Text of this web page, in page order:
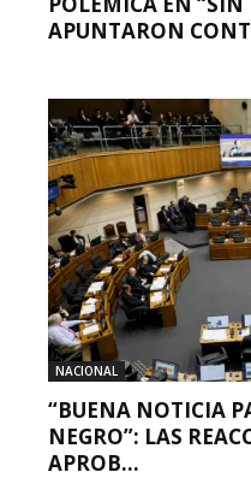
APUNTARON
NACIONAL
“BUENA NOTICIA
NEGRO”: LAS
APROB...